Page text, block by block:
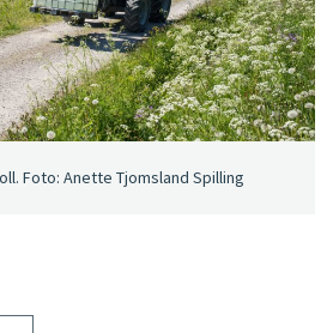
Foto: Anette Tjomsland Spilling